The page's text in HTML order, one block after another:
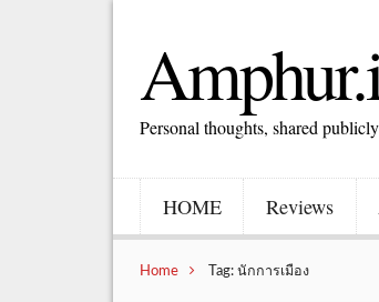
Personal thoughts, shared
HOME Reviews
Home Tag: นักการเมือง